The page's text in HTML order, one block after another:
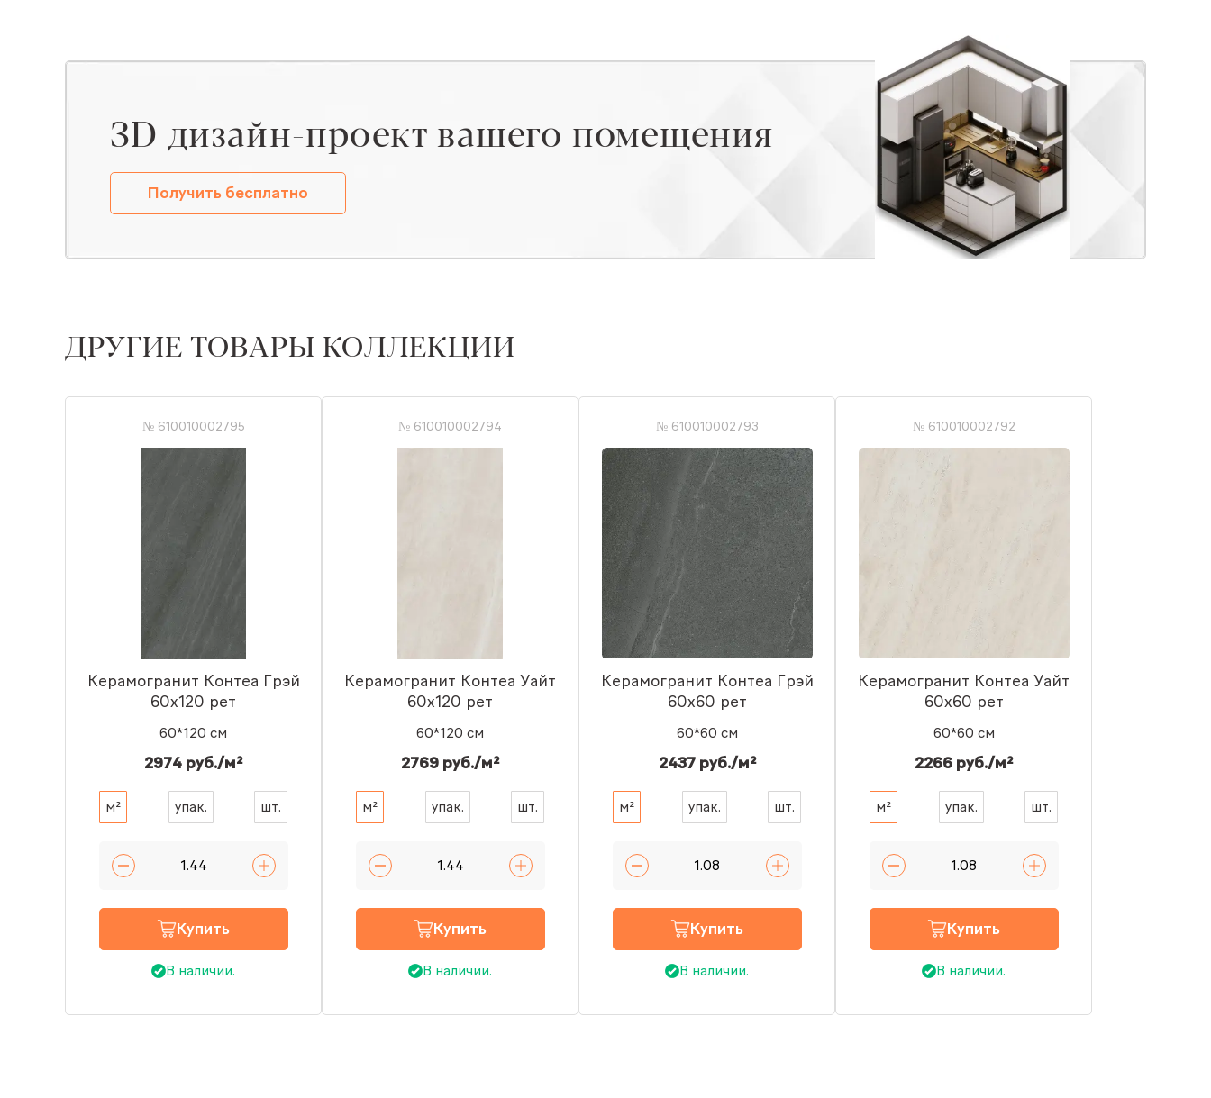
ЗD дизайн-проект вашего помещения
Получить бесплатно
ДРУГИЕ ТОВАРЫ КОЛЛЕКЦИИ
№ 610010002795
Керамогранит Контеа Грэй
60x120 рет
60*120 см
2974 руб./м²
м² упак. шт.
Купить
В наличии.
№ 610010002794
Керамогранит Контеа Уайт
60x120 рет
60*120 см
2769 руб./м²
м² упак. шт.
Купить
В наличии.
№ 610010002793
Керамогранит Контеа Грэй
60x60 рет
60*60 см
2437 руб./м²
м² упак. шт.
Купить
В наличии.
№ 610010002792
Керамогранит Контеа Уайт
60x60 рет
60*60 см
2266 руб./м²
м² упак. шт.
Купить
В наличии.